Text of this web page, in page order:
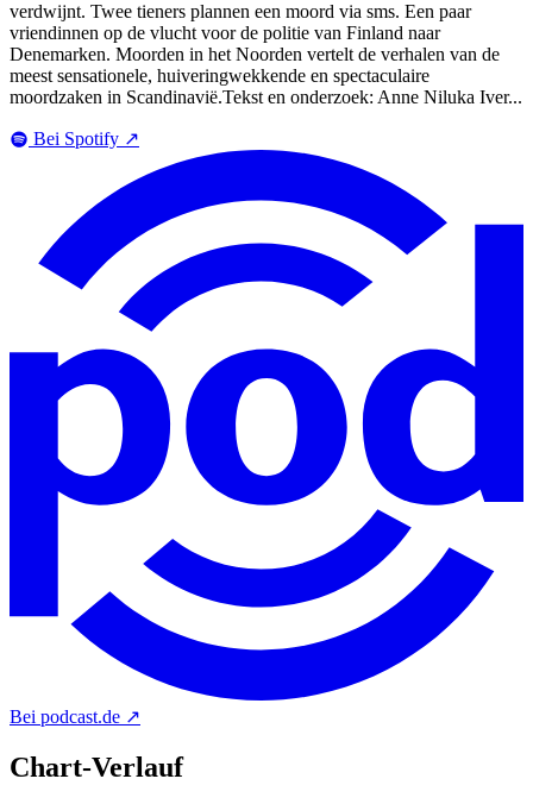
verdwijnt. Twee tieners plannen een moord via sms. Een paar
vriendinnen op de vlucht voor de politie van Finland naar
Denemarken. Moorden in het Noorden vertelt de verhalen van de
meest sensationele, huiveringwekkende en spectaculaire
moordzaken in Scandinavië.Tekst en onderzoek: Anne Niluka Iver...
Bei Spotify ↗
Bei podcast.de ↗
Chart-Verlauf